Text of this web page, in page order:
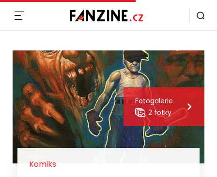
Fotogalerie
2 fotky
Komiks